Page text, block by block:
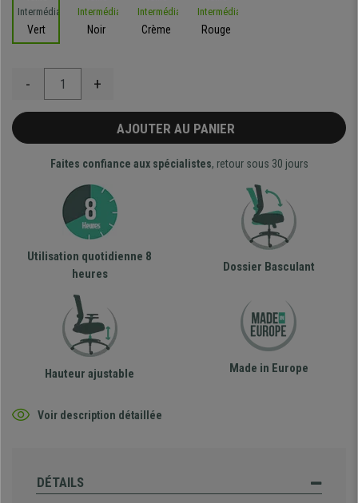
Vert Noir Crème Rouge
- +
AJOUTER AU PANIER
Faites confiance aux spécialistes, retour sous 30 jours
Utilisation quotidienne 8
heures
Dossier Basculant
Hauteur ajustable Made in Europe
Voir description détaillée
DÉTAILS